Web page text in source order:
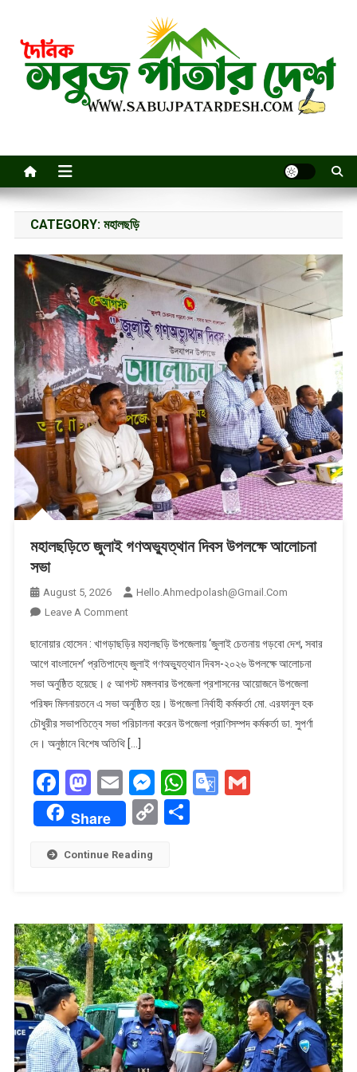
content
CATEGORY: মহালছড়ি
মহালছড়িতে জুলাই গণঅভ্যুত্থান দিবস উপলক্ষে আলোচনা
সভা
August 5, 2026
Hello.ahmedpolash@gmail.com
Leave A CommentOn
জুলাই
গণঅভ্যুত্থান
দিবস
উপলক্ষে
আলোচনা
সভা
ছানোয়ার হোসেন : খাগড়াছড়ির মহালছড়ি উপজেলায় ‘জুলাই চেতনায় গড়বো দেশ, সবার
আগে বাংলাদেশ’ প্রতিপাদ্যে জুলাই গণঅভ্যুত্থান দিবস-২০২৬ উপলক্ষে আলোচনা
সভা অনুষ্ঠিত হয়েছে। ৫ আগস্ট মঙ্গলবার উপজেলা প্রশাসনের আয়োজনে উপজেলা
পরিষদ মিলনায়তনে এ সভা অনুষ্ঠিত হয়। উপজেলা নির্বাহী কর্মকর্তা মো. এরফানুল হক
চৌধুরীর সভাপতিত্বে সভা পরিচালনা করেন উপজেলা প্রাণিসম্পদ কর্মকর্তা ডা. সুপর্ণা
দে। অনুষ্ঠানে বিশেষ অতিথি […]
Facebook
Mastodon
EmailMessenger
WhatsApp
Google
Gmail
Share
CopyShare
Continue Reading